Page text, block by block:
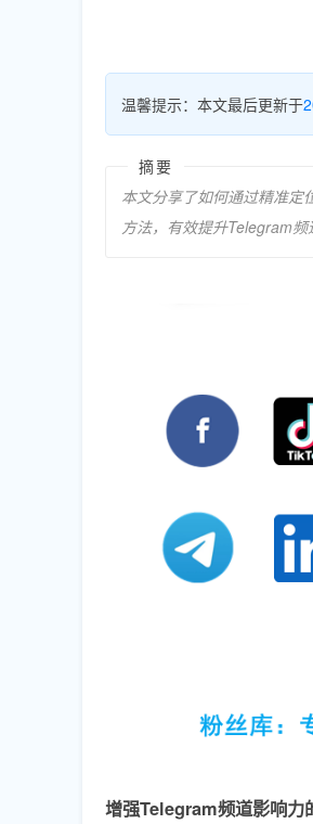
温馨提示：本文最后更新于
摘要
本文分享了如何通过精准定
方法，有效提升Telegram频
增强Telegram频道影响力